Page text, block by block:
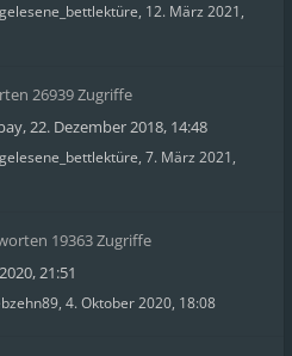
, 12. März 2021,
26939 Zugriffe
,22. Dezember 2018, 14:48
, 7. März 2021,
19363 Zugriffe
21:51
, 4. Oktober 2020, 18:08